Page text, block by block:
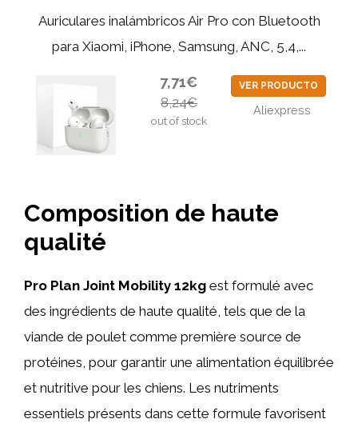
Auriculares inalámbricos Air Pro con Bluetooth
para Xiaomi, iPhone, Samsung, ANC, 5,4,...
7,71€
8,24€
out of stock
VER PRODUCTO
Aliexpress
Composition de haute
qualité
Pro Plan Joint Mobility 12kg est formulé avec
des ingrédients de haute qualité, tels que de la
viande de poulet comme première source de
protéines, pour garantir une alimentation équilibrée
et nutritive pour les chiens. Les nutriments
essentiels présents dans cette formule favorisent